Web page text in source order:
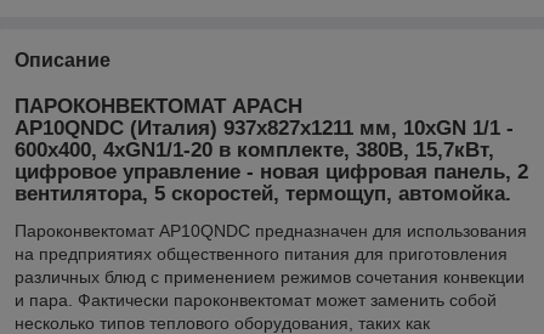
Описание
ПАРОКОНВЕКТОМАТ APACH
AP10QNDC (Италия) 937х827х1211 мм, 10хGN 1/1 -
600х400, 4хGN1/1-20 в комплекте, 380В, 15,7кВт,
цифровое управление - новая цифровая панель, 2
вентилятора, 5 скоростей, термощуп, автомойка.
Пароконвектомат AP10QNDC предназначен для использования
на предприятиях общественного питания для приготовления
различных блюд с применением режимов сочетания конвекции
и пара. Фактически пароконвектомат может заменить собой
несколько типов теплового оборудования, таких как